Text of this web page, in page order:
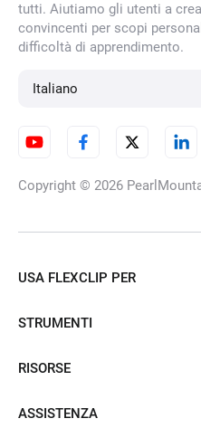
tutti. Aiutiamo gli utenti a
convincenti per scopi
difficoltà di apprendimento.
Italiano
Copyright © 2026
USA FLEXCLIP PER
STRUMENTI
RISORSE
ASSISTENZA